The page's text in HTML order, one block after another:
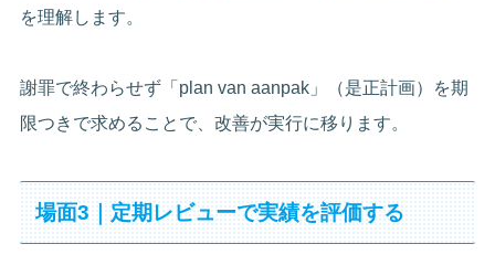
を理解します。
謝罪で終わらせず「plan van aanpak」（是正計画）を期
限つきで求めることで、改善が実行に移ります。
場面3｜定期レビューで実績を評価する